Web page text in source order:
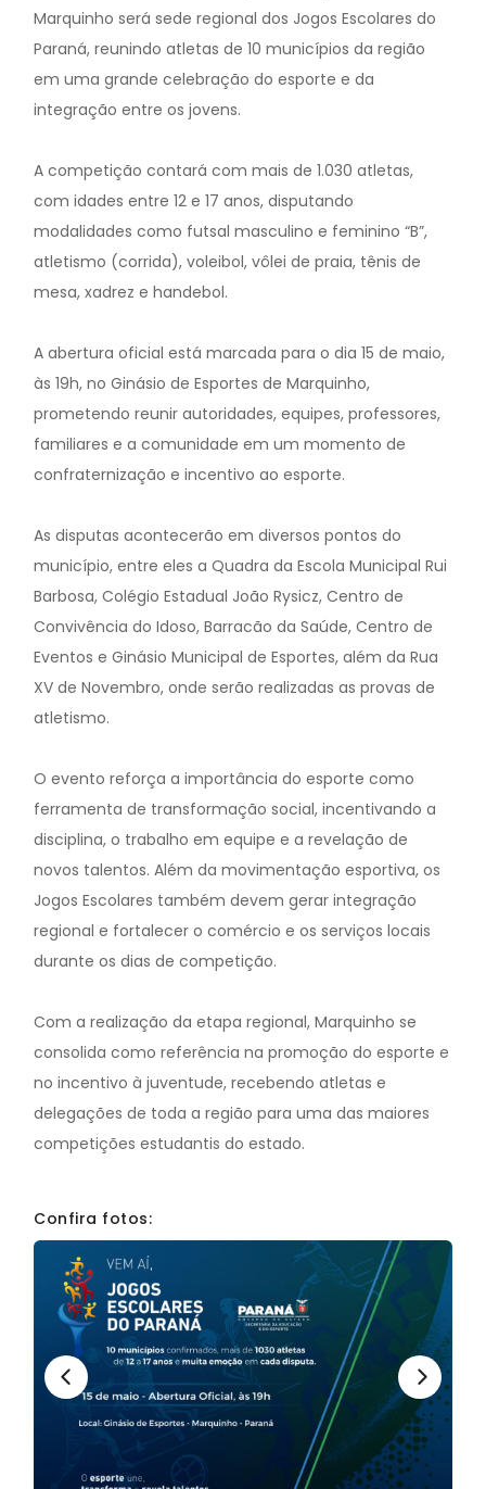
Marquinho será sede regional dos Jogos Escolares do
Paraná, reunindo atletas de 10 municípios da região
em uma grande celebração do esporte e da
integração entre os jovens.
A competição contará com mais de 1.030 atletas,
com idades entre 12 e 17 anos, disputando
modalidades como futsal masculino e feminino “B”,
atletismo (corrida), voleibol, vôlei de praia, tênis de
mesa, xadrez e handebol.
A abertura oficial está marcada para o dia 15 de maio,
às 19h, no Ginásio de Esportes de Marquinho,
prometendo reunir autoridades, equipes, professores,
familiares e a comunidade em um momento de
confraternização e incentivo ao esporte.
As disputas acontecerão em diversos pontos do
município, entre eles a Quadra da Escola Municipal Rui
Barbosa, Colégio Estadual João Rysicz, Centro de
Convivência do Idoso, Barracão da Saúde, Centro de
Eventos e Ginásio Municipal de Esportes, além da Rua
XV de Novembro, onde serão realizadas as provas de
atletismo.
O evento reforça a importância do esporte como
ferramenta de transformação social, incentivando a
disciplina, o trabalho em equipe e a revelação de
novos talentos. Além da movimentação esportiva, os
Jogos Escolares também devem gerar integração
regional e fortalecer o comércio e os serviços locais
durante os dias de competição.
Com a realização da etapa regional, Marquinho se
consolida como referência na promoção do esporte e
no incentivo à juventude, recebendo atletas e
delegações de toda a região para uma das maiores
competições estudantis do estado.
Confira fotos: